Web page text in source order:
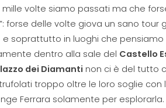
mille volte siamo passati ma che
forse delle volte giova un sano tour
e soprattutto in luoghi che
dentro alla sale del Castello
dei Diamanti non ci è del tutto
troppo oltre le loro soglie con
Ferrara solamente per esplorarla.